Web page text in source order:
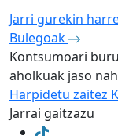
Jarri gurekin
Bulegoak
Kontsumoari
aholkuak jaso
Harpidetu zaitez
Jarrai gaitzazu